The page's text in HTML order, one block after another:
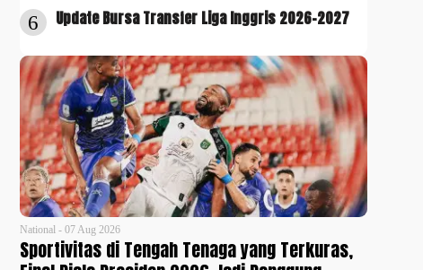
6 Update Bursa Transfer Liga Inggris 2026-2027
National - 07 Aug 2026
Sportivitas di Tengah Tenaga yang Terkuras,